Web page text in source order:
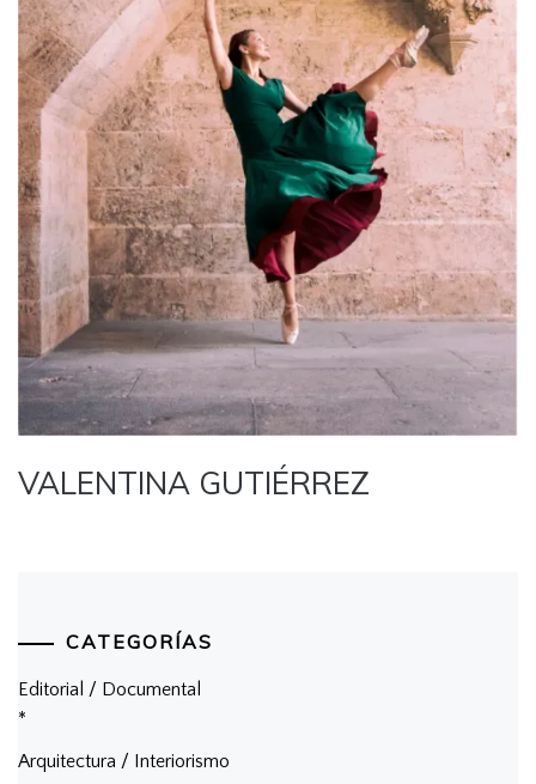
VALENTINA GUTIÉRREZ
CATEGORÍAS
Editorial / Documental
*
Arquitectura / Interiorismo